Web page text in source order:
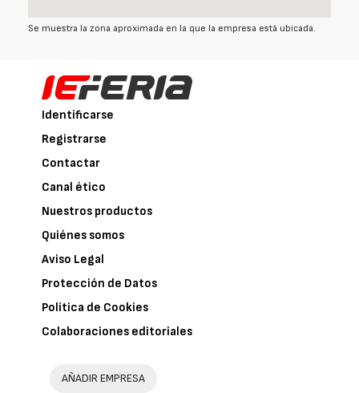
Se muestra la zona aproximada en la que la empresa está ubicada.
Identificarse
Registrarse
Contactar
Canal ético
Nuestros productos
Quiénes somos
Aviso Legal
Protección de Datos
Política de Cookies
Colaboraciones editoriales
AÑADIR EMPRESA